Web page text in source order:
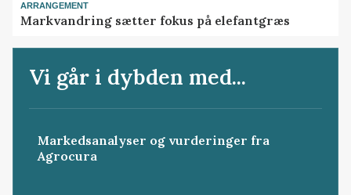
ARRANGEMENT
Markvandring sætter fokus på elefantgræs
Vi går i dybden med...
Markedsanalyser og vurderinger fra
Agrocura